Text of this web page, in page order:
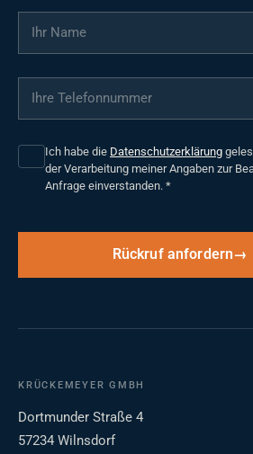
Ihr Name
Ihre Telefonnummer
Ich habe die Datenschutzerklärung
der Verarbeitung meiner Angaben zur
Anfrage einverstanden. *
Rückruf anfordern
KRÜCKEMEYER GMBH
Dortmunder Straße 4
57234 Wilnsdorf